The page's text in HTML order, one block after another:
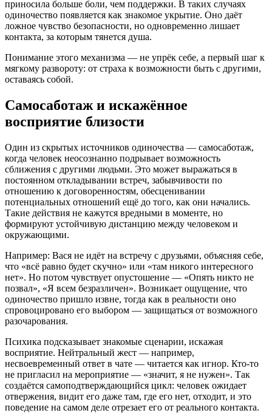
приносила больше боли, чем поддержки. В таких случаях
одиночество появляется как знакомое укрытие. Оно даёт
ложное чувство безопасности, но одновременно лишает
контакта, за которым тянется душа.
Понимание этого механизма — не упрёк себе, а первый шаг к
мягкому развороту: от страха к возможности быть с другими,
оставаясь собой.
Самосаботаж и искажённое
восприятие близости
Один из скрытых источников одиночества — самосаботаж,
когда человек неосознанно подрывает возможность
сближения с другими людьми. Это может выражаться в
постоянном откладывании встреч, забывчивости по
отношению к договоренностям, обесценивании
потенциальных отношений ещё до того, как они начались.
Такие действия не кажутся вредными в моменте, но
формируют устойчивую дистанцию между человеком и
окружающими.
Например: Вася не идёт на встречу с друзьями, объясняя себе,
что «всё равно будет скучно» или «там никого интересного
нет». Но потом чувствует опустошение — «Опять никто не
позвал», «Я всем безразличен». Возникает ощущение, что
одиночество пришло извне, тогда как в реальности оно
спровоцировано его выбором — защищаться от возможного
разочарования.
Психика подсказывает знакомые сценарии, искажая
восприятие. Нейтральный жест — например,
несвоевременный ответ в чате — читается как игнор. Кто-то
не пригласил на мероприятие — «значит, я не нужен». Так
создаётся самоподтверждающийся цикл: человек ожидает
отвержения, видит его даже там, где его нет, отходит, и это
поведение на самом деле отрезает его от реального контакта.